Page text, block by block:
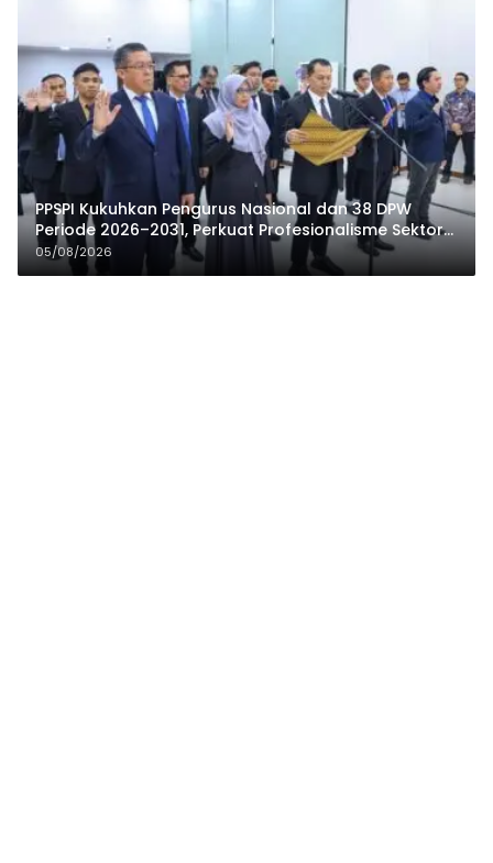
PPSPI Kukuhkan Pengurus Nasional dan 38 DPW
Periode 2026–2031, Perkuat Profesionalisme Sektor
Publik
05/08/2026